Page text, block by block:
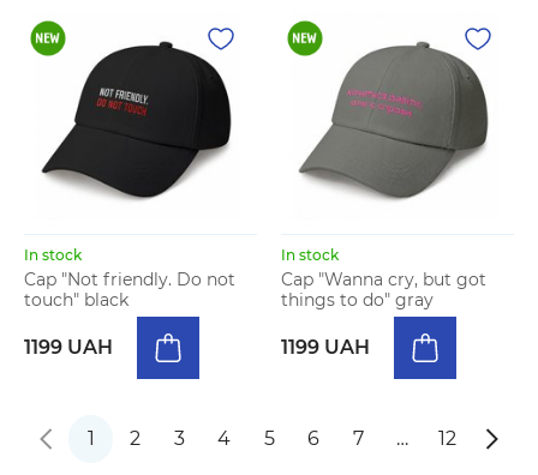
In stock
Cap "Not friendly. Do not
touch" black
1199 UAH
In stock
Cap "Wanna cry, but got
things to do" gray
1199 UAH
1 2 3 4 5 6 7 … 12